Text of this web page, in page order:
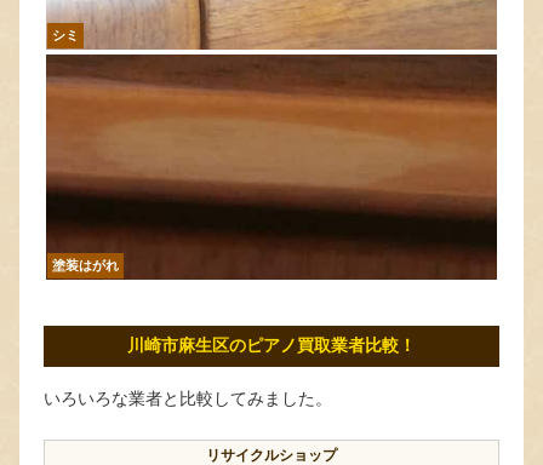
シミ
塗装はがれ
川崎市麻生区のピアノ買取業者比較！
いろいろな業者と比較してみました。
リサイクルショップ